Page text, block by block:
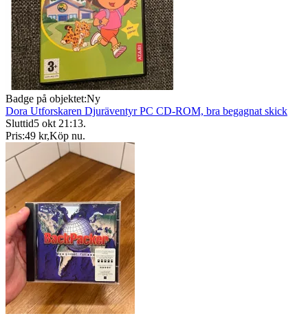
Badge på objektet:Ny
Dora Utforskaren Djuräventyr PC CD-ROM, bra begagnat skick
Sluttid5 okt 21:13.
Pris:49 kr,Köp nu.